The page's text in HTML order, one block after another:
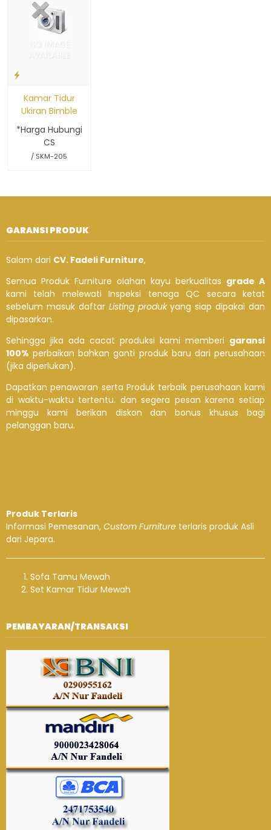
Kamar Tidur
Ukiran Bimble
*Harga Hubungi
CS
/ SKM-205
GARANSI PRODUK
Salam dari CV. Fadeli Furniture,
Semua Produk Furniture olahan kayu berkualitas grade A
kami telah melewati Inspeksi tenaga QC secara ketat
sebelum masuk daftar Listing produkyang siap dipakai dan
dipasarkan.
Sehingga jika ada cacat produksi kami memberi garansi
100% perbaikan bahkan ganti produk baru dari perusahaan
(jika diperlukan).
Dapatkan penawaran serta Produk terbaik perusahaan kami
di waktu-waktu tertentu. dan segera pesan karena setiap
minggu kami berikan diskon dan bonus khusus bagi
pelanggan baru.
Produk Terlaris
Informasi Pemesanan, Custom Furniture terlaris produk Asli
dari Jepara.
Sofa Tamu Mewah
Set Kamar Tidur Mewah
PEMBAYARAN/TRANSAKSI